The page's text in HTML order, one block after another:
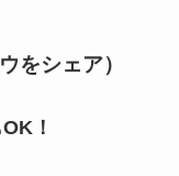
をシェア）
！